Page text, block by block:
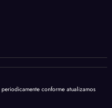
conforme atualizamos